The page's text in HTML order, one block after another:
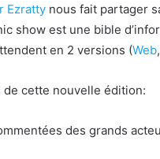
Ezratty nous fait partager
show est une bible
en 2 versions (Web
de cette nouvelle édition:
des grands